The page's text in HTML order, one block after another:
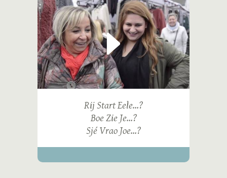
Rij Start Eele...?
Boe Zie Je...?
Sjé Vrao Joe...?